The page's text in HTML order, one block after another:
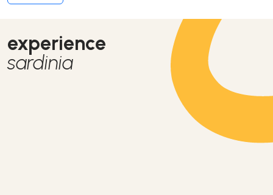
experience
sardinia